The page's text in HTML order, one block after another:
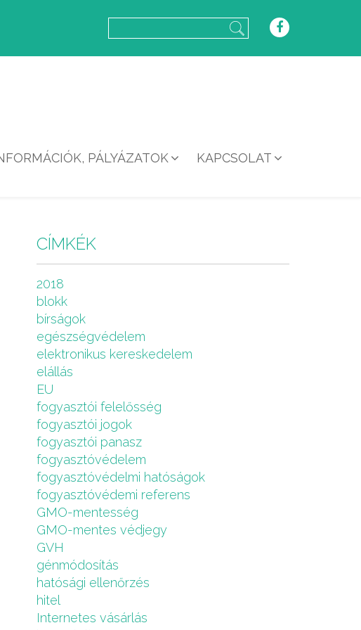
PÁLYÁZATOK KAPCSOLAT
CÍMKÉK
2018
blokk
bírságok
egészségvédelem
elektronikus kereskedelem
elállás
EU
fogyasztói felelősség
fogyasztói jogok
fogyasztói panasz
fogyasztóvédelem
fogyasztóvédelmi hatóságok
fogyasztóvédemi referens
GMO-mentesség
GMO-mentes védjegy
GVH
génmódosítás
hatósági ellenőrzés
hitel
Internetes vásárlás